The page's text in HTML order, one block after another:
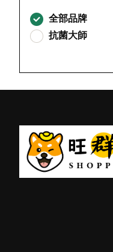
全部品牌
抗菌大師